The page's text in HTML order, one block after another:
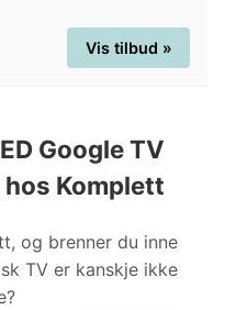
Vis tilbud »
Google TV
Komplett
og brenner du inne
TV er kanskje ikke